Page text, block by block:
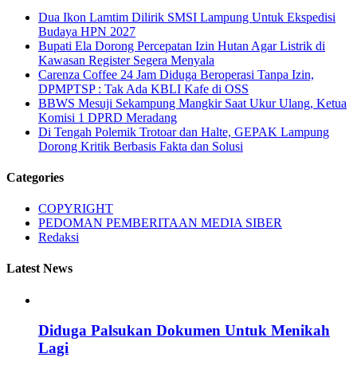
Dua Ikon Lamtim Dilirik SMSI Lampung Untuk Ekspedisi
Budaya HPN 2027
Bupati Ela Dorong Percepatan Izin Hutan Agar Listrik di
Kawasan Register Segera Menyala
Carenza Coffee 24 Jam Diduga Beroperasi Tanpa Izin,
DPMPTSP : Tak Ada KBLI Kafe di OSS
BBWS Mesuji Sekampung Mangkir Saat Ukur Ulang, Ketua
Komisi 1 DPRD Meradang
Di Tengah Polemik Trotoar dan Halte, GEPAK Lampung
Dorong Kritik Berbasis Fakta dan Solusi
Categories
COPYRIGHT
PEDOMAN PEMBERITAAN MEDIA SIBER
Redaksi
Latest News
Diduga Palsukan Dokumen Untuk Menikah
Lagi